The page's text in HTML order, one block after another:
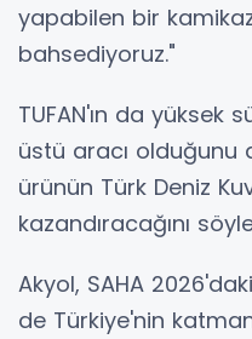
yapabilen bir
bahsediyoruz."
TUFAN'ın da yüksek
üstü aracı olduğunu
ürünün Türk Deniz
kazandıracağını
Akyol, SAHA
de Türkiye'nin